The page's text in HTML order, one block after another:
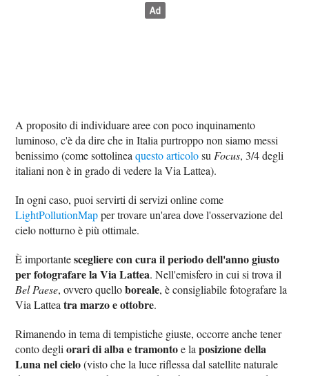
A proposito di individuare aree con poco inquinamento
luminoso, c'è da dire che in Italia purtroppo non siamo messi
benissimo (come sottolineaquesto articolosuFocus, 3/4 degli
italiani non è in grado di vedere la Via Lattea).
In ogni caso, puoi servirti di servizi online come
LightPollutionMapper trovare un'area dove l'osservazione del
cielo notturno è più ottimale.
È importantescegliere con cura il periodo dell'anno giusto
per fotografare la Via Lattea. Nell'emisfero in cui si trova il
Bel Paese, ovvero quelloboreale, è consigliabile fotografare la
Via Latteatra marzo e ottobre.
Rimanendo in tema di tempistiche giuste, occorre anche tener
conto degliorari di alba e tramontoe laposizione della
Luna nel cielo(visto che la luce riflessa dal satellite naturale